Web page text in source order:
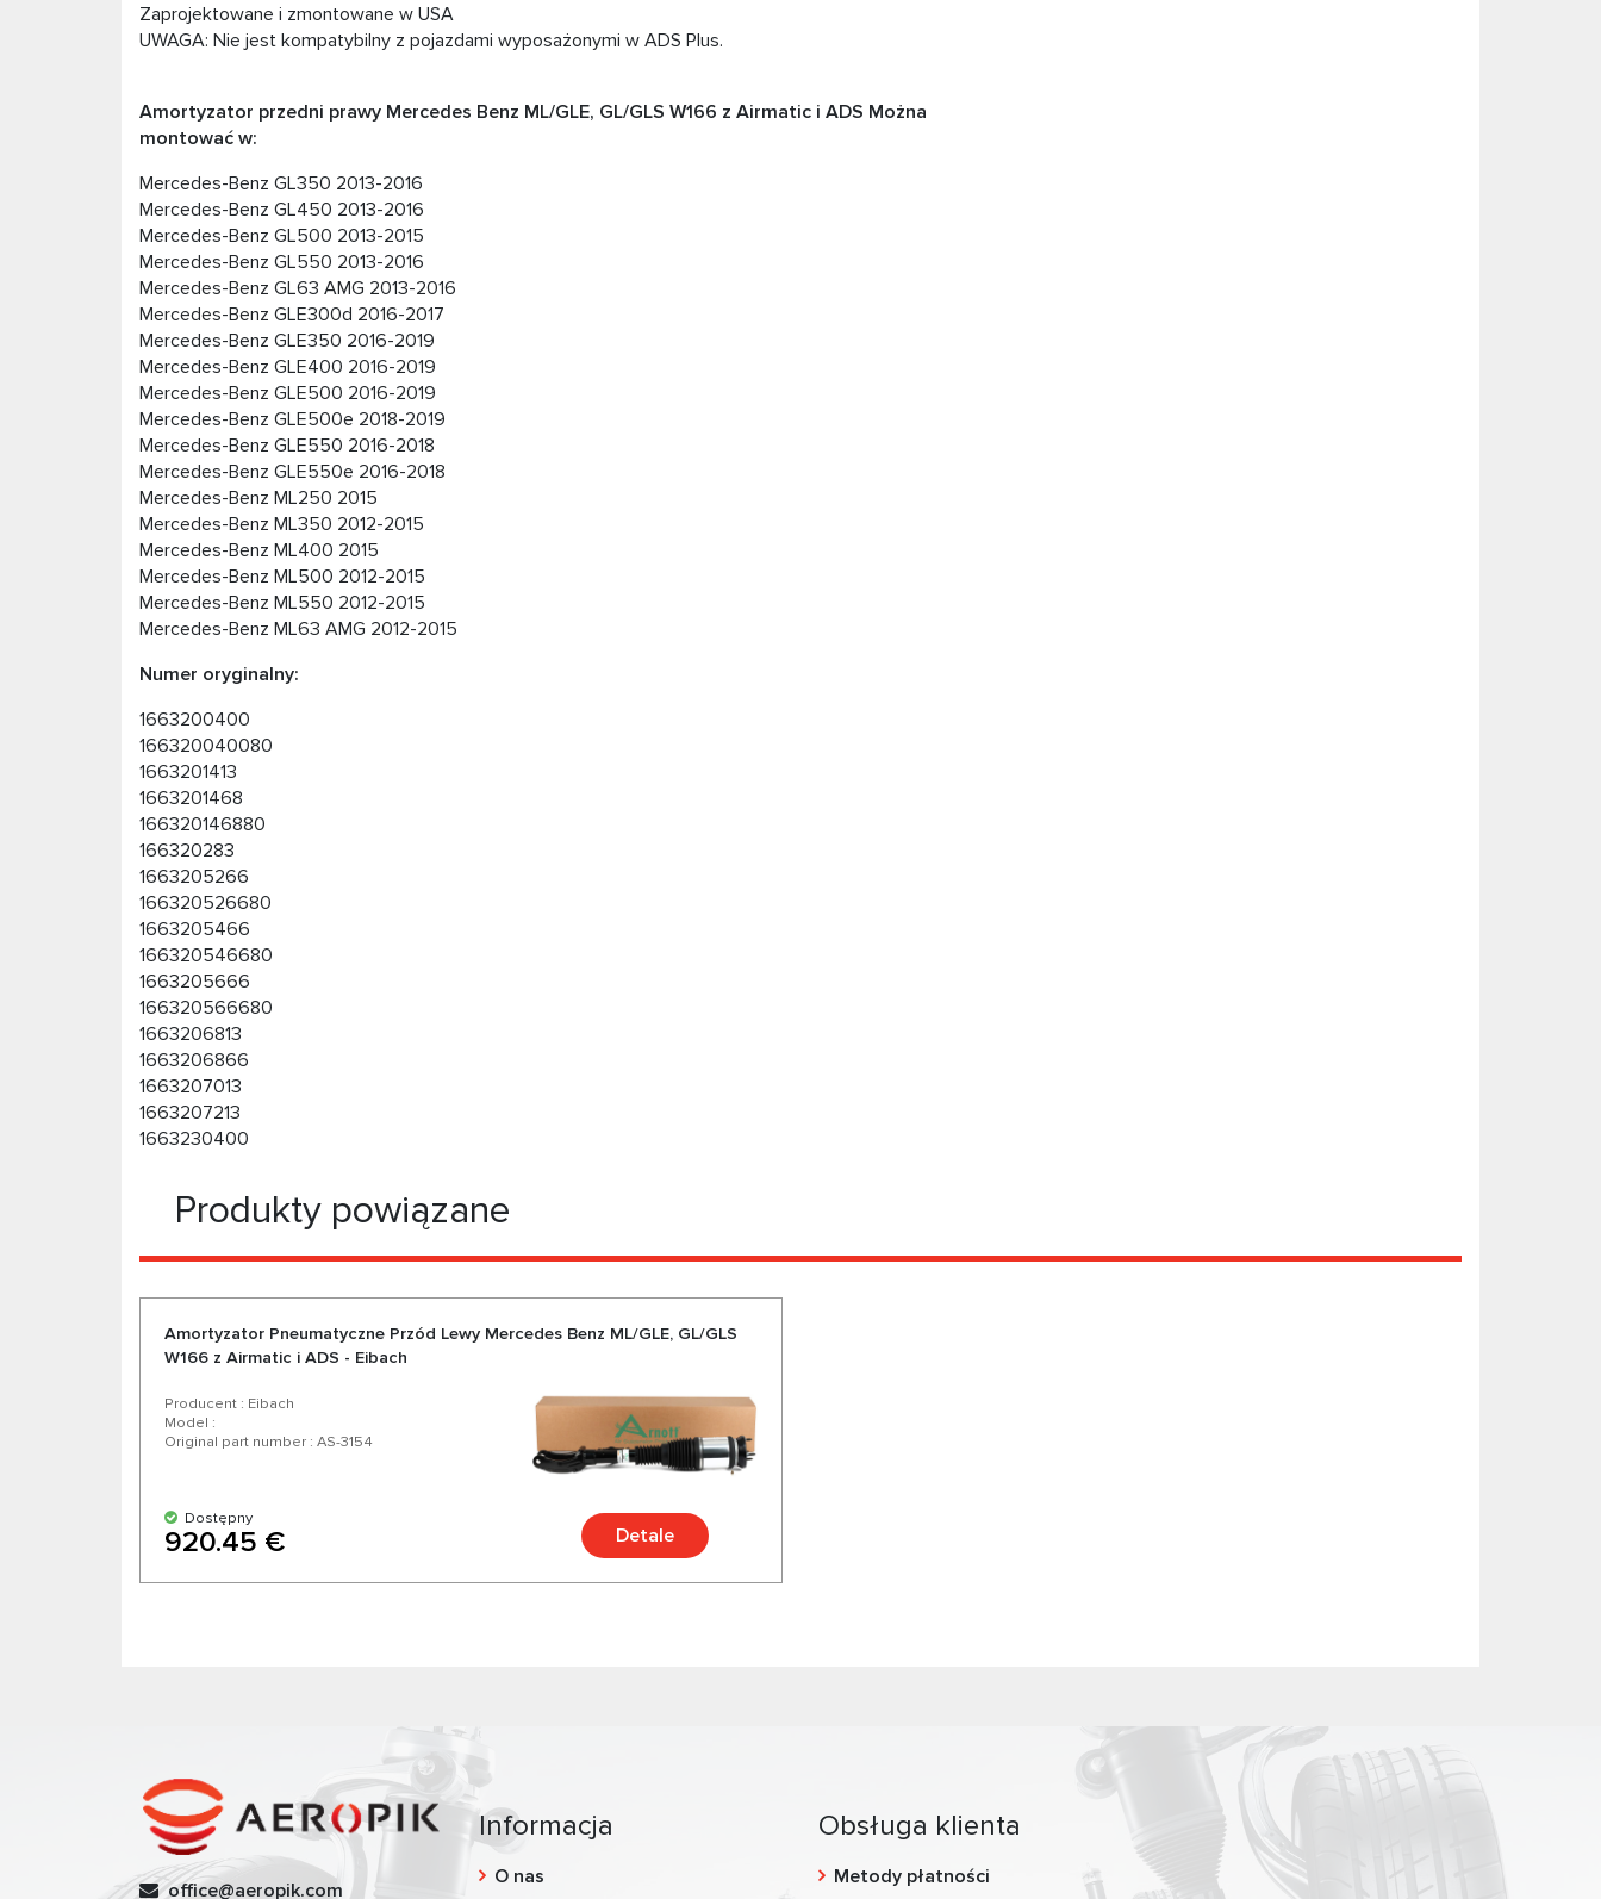
Zaprojektowane i zmontowane w USA
UWAGA: Nie jest kompatybilny z pojazdami wyposażonymi w ADS Plus.
Amortyzator przedni prawy Mercedes Benz ML/GLE, GL/GLS W166 z Airmatic i ADS Można
montować w:
Mercedes-Benz GL350 2013-2016
Mercedes-Benz GL450 2013-2016
Mercedes-Benz GL500 2013-2015
Mercedes-Benz GL550 2013-2016
Mercedes-Benz GL63 AMG 2013-2016
Mercedes-Benz GLE300d 2016-2017
Mercedes-Benz GLE350 2016-2019
Mercedes-Benz GLE400 2016-2019
Mercedes-Benz GLE500 2016-2019
Mercedes-Benz GLE500e 2018-2019
Mercedes-Benz GLE550 2016-2018
Mercedes-Benz GLE550e 2016-2018
Mercedes-Benz ML250 2015
Mercedes-Benz ML350 2012-2015
Mercedes-Benz ML400 2015
Mercedes-Benz ML500 2012-2015
Mercedes-Benz ML550 2012-2015
Mercedes-Benz ML63 AMG 2012-2015
Numer oryginalny:
1663200400
166320040080
1663201413
1663201468
166320146880
166320283
1663205266
166320526680
1663205466
166320546680
1663205666
166320566680
1663206813
1663206866
1663207013
1663207213
1663230400
Produkty powiązane
Amortyzator Pneumatyczne Przód Lewy Mercedes Benz ML/GLE, GL/GLS
W166 z Airmatic i ADS - Eibach
Producent : Eibach
Model :
Original part number : AS-3154
Dostępny
920.45 € Detale
office@aeropik.com
Informacja
O nas
Obsługa klienta
Metody płatności